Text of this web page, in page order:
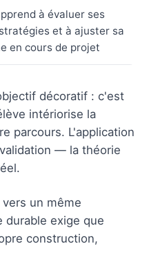
à évaluer ses
et à ajuster sa
en cours de projet
décoratif : c'est
intériorise la
parcours. L'application
— la théorie
un même
durable exige que
construction,